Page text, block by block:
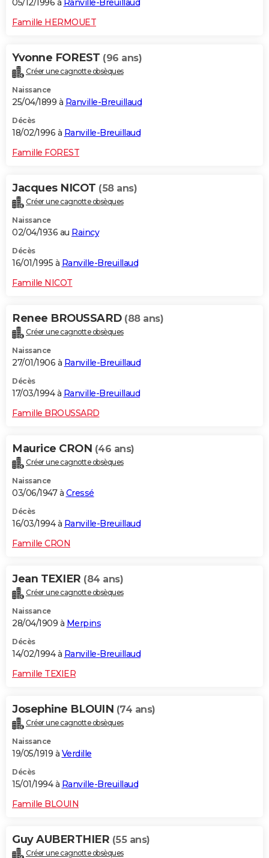
05/12/1996 à Ranville-Breuillaud
Famille HERMOUET
Yvonne FOREST (96 ans)
Créer une cagnotte obsèques
Naissance
25/04/1899 à Ranville-Breuillaud
Décès
18/02/1996 à Ranville-Breuillaud
Famille FOREST
Jacques NICOT (58 ans)
Créer une cagnotte obsèques
Naissance
02/04/1936 au Raincy
Décès
16/01/1995 à Ranville-Breuillaud
Famille NICOT
Renee BROUSSARD (88 ans)
Créer une cagnotte obsèques
Naissance
27/01/1906 à Ranville-Breuillaud
Décès
17/03/1994 à Ranville-Breuillaud
Famille BROUSSARD
Maurice CRON (46 ans)
Créer une cagnotte obsèques
Naissance
03/06/1947 à Cressé
Décès
16/03/1994 à Ranville-Breuillaud
Famille CRON
Jean TEXIER (84 ans)
Créer une cagnotte obsèques
Naissance
28/04/1909 à Merpins
Décès
14/02/1994 à Ranville-Breuillaud
Famille TEXIER
Josephine BLOUIN (74 ans)
Créer une cagnotte obsèques
Naissance
19/05/1919 à Verdille
Décès
15/01/1994 à Ranville-Breuillaud
Famille BLOUIN
Guy AUBERTHIER (55 ans)
Créer une cagnotte obsèques